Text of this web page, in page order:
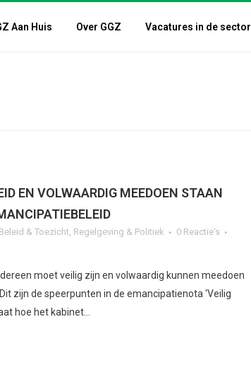
Aan Huis Over GGZ Vacatures in de sector
EN VOLWAARDIG MEEDOEN STAAN
Beleid & Toezicht, Regelgeving & Politiek
0 Reactie's
moet veilig zijn en volwaardig kunnen meedoen
zijn de speerpunten in de emancipatienota ‘Veilig
hoe het kabinet...